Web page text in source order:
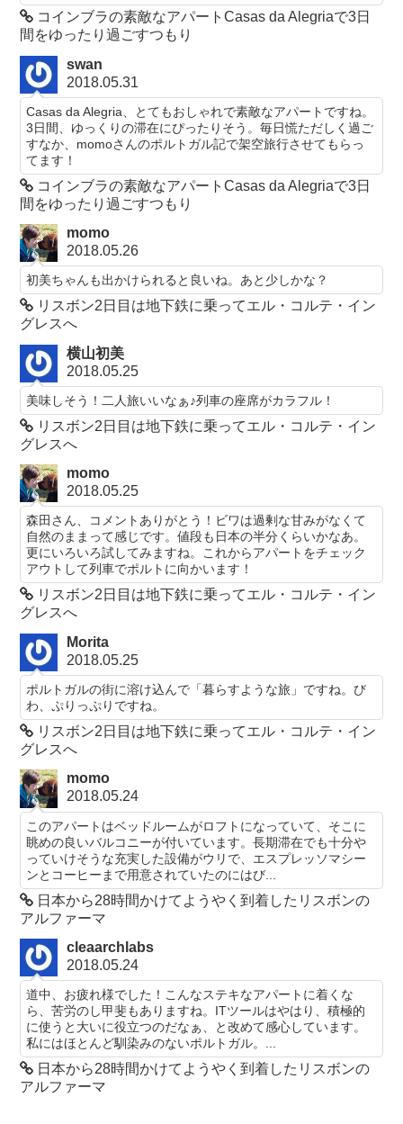
コインブラの素敵なアパートCasas da Alegriaで3日
間をゆったり過ごすつもり
swan
2018.05.31
Casas da Alegria、とてもおしゃれで素敵なアパートですね。
3日間、ゆっくりの滞在にぴったりそう。毎日慌ただしく過ご
すなか、momoさんのポルトガル記で架空旅行させてもらっ
てます！
コインブラの素敵なアパートCasas da Alegriaで3日
間をゆったり過ごすつもり
momo
2018.05.26
初美ちゃんも出かけられると良いね。あと少しかな？
リスボン2日目は地下鉄に乗ってエル・コルテ・イン
グレスへ
横山初美
2018.05.25
美味しそう！二人旅いいなぁ♪列車の座席がカラフル！
リスボン2日目は地下鉄に乗ってエル・コルテ・イン
グレスへ
momo
2018.05.25
森田さん、コメントありがとう！ビワは過剰な甘みがなくて
自然のままって感じです。値段も日本の半分くらいかなあ。
更にいろいろ試してみますね。これからアパートをチェック
アウトして列車でポルトに向かいます！
リスボン2日目は地下鉄に乗ってエル・コルテ・イン
グレスへ
Morita
2018.05.25
ポルトガルの街に溶け込んで「暮らすような旅」ですね。び
わ、ぷりっぷりですね。
リスボン2日目は地下鉄に乗ってエル・コルテ・イン
グレスへ
momo
2018.05.24
このアパートはベッドルームがロフトになっていて、そこに
眺めの良いバルコニーが付いています。長期滞在でも十分や
っていけそうな充実した設備がウリで、エスプレッソマシー
ンとコーヒーまで用意されていたのにはび...
日本から28時間かけてようやく到着したリスボンの
アルファーマ
cleaarchlabs
2018.05.24
道中、お疲れ様でした！こんなステキなアパートに着くな
ら、苦労のし甲斐もありますね。ITツールはやはり、積極的
に使うと大いに役立つのだなぁ、と改めて感心しています。
私にはほとんど馴染みのないポルトガル。...
日本から28時間かけてようやく到着したリスボンの
アルファーマ